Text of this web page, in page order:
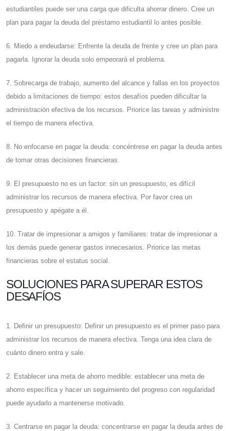
estudiantiles puede ser una carga que dificulta ahorrar dinero. Cree un
plan para pagar la deuda del préstamo estudiantil lo antes posible.
6. Miedo a endeudarse: Enfrente la deuda de frente y cree un plan para
pagarla. Ignorar la deuda solo empeorará el problema.
7. Sobrecarga de trabajo, aumento del alcance y fallas en los proyectos
debido a limitaciones de tiempo: estos desafíos pueden dificultar la
administración efectiva de los recursos. Priorice las tareas y administre
el tiempo de manera efectiva.
8. No enfocarse en pagar la deuda: concéntrese en pagar la deuda antes
de tomar otras decisiones financieras.
9. El presupuesto no es un factor: sin un presupuesto, es difícil
administrar los recursos de manera efectiva. Por favor crea un
presupuesto y apégate a él.
10. Tratar de impresionar a amigos y familiares: tratar de impresionar a
los demás puede generar gastos innecesarios. Priorice las metas
financieras sobre el estatus social.
SOLUCIONES PARA SUPERAR ESTOS
DESAFÍOS
1. Definir un presupuesto: Definir un presupuesto es el primer paso para
administrar los recursos de manera efectiva. Tenga una idea clara de
cuánto dinero entra y sale.
2. Establecer una meta de ahorro medible: establecer una meta de
ahorro específica y hacer un seguimiento del progreso con regularidad
puede ayudarlo a mantenerse motivado.
3. Centrarse en pagar la deuda: concentrarse en pagar la deuda antes de